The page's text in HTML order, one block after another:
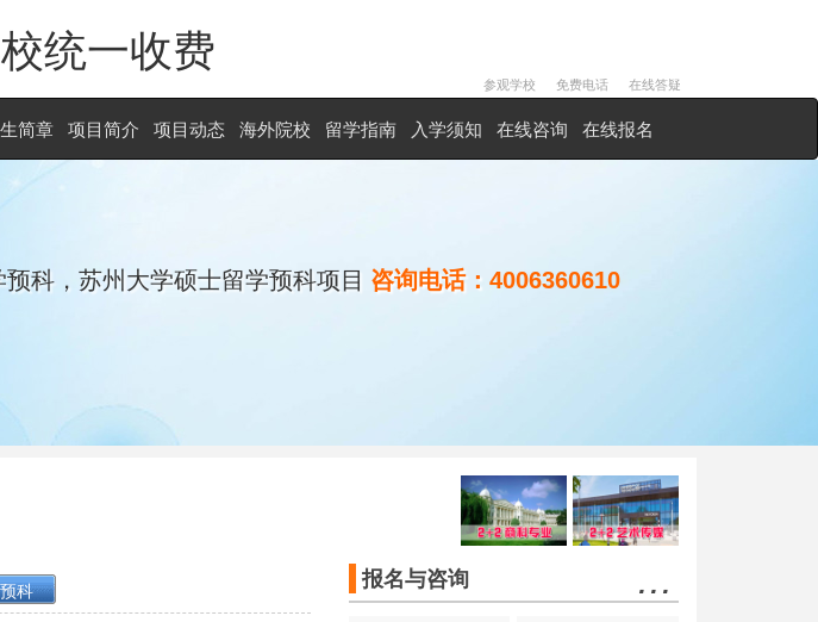
统一收费
在线答疑
免费电话
参观学校
简章 项目简介 项目动态 海外院校 留学指南 入学须知 在线咨询 在线报名
科，苏州大学硕士留学预科项目 咨询电话： 4006360610
报名与咨询 …
科